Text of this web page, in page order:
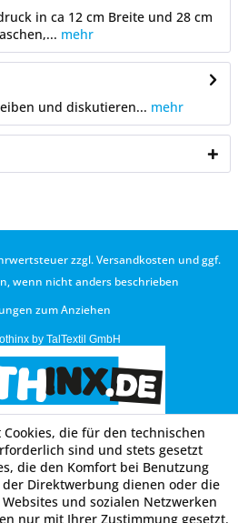
in ca 12 cm Breite und 28 cm
mehr
und diskutieren... mehr
zzgl.Versandkosten und ggf.
wenn nicht anders beschrieben
zum Anziehen
by TalTextil GmbH
die für den technischen
sind und stets gesetzt
die den Komfort bei Benutzung
Direktwerbung dienen oder die
und sozialen Netzwerken
nur mit Ihrer Zustimmung gesetzt.